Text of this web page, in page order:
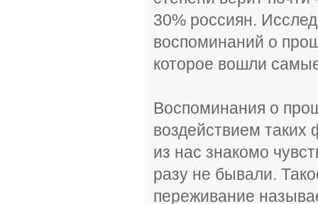
30% россиян.
воспоминаний о
которое вошли
Воспоминания о
воздействием таких
из нас знакомо
разу не бывали.
переживание